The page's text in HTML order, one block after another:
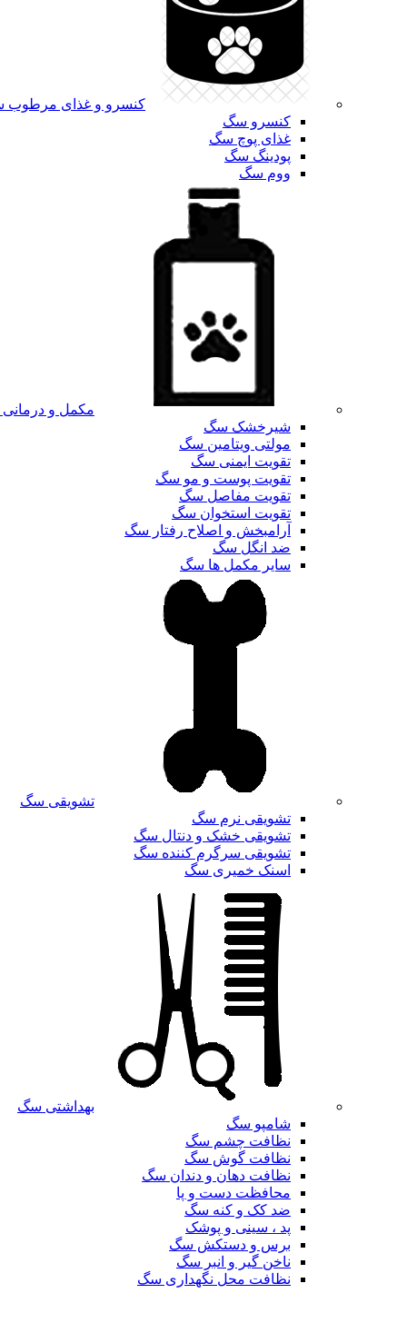
کنسرو و غذای
کنسرو سگ
غذای پوچ سگ
پودینگ سگ
ووم سگ
مکمل و
شیرخشک سگ
مولتی ویتامین سگ
تقویت ایمنی سگ
تقویت پوست و مو سگ
تقویت مفاصل سگ
تقویت استخوان سگ
آرامبخش و اصلاح رفتار سگ
ضد انگل سگ
سایر مکمل ها سگ
تشویقی سگ
تشویقی نرم سگ
تشویقی خشک و دنتال سگ
تشویقی سرگرم کننده سگ
اسنک خمیری سگ
بهداشتی سگ
شامپو سگ
نظافت چشم سگ
نظافت گوش سگ
نظافت دهان و دندان سگ
محافظت دست و پا
ضد کک و کنه سگ
پد ، سینی و پوشک
برس و دستکش سگ
ناخن گیر و انبر سگ
نظافت محل نگهداری سگ